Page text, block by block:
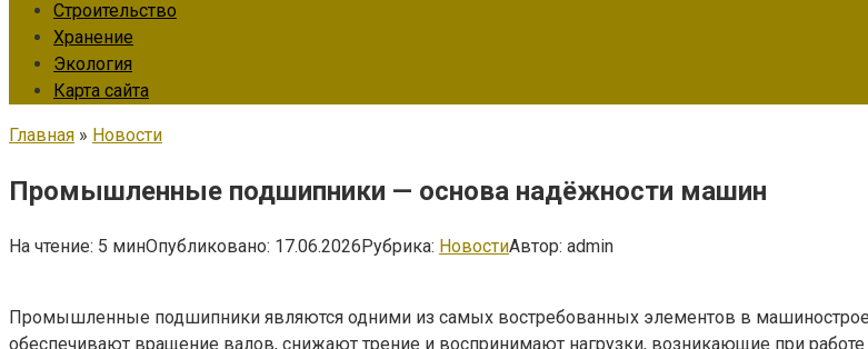
Строительство
Хранение
Экология
Карта сайта
Главная » Новости
Промышленные подшипники — основа надёжности машин
На чтение: 5 минОпубликовано: 17.06.2026Рубрика: НовостиАвтор: admin
Промышленные подшипники являются одними из самых востребованных элементов в
обеспечивают вращение валов, снижают трение и воспринимают нагрузки, возникающие при